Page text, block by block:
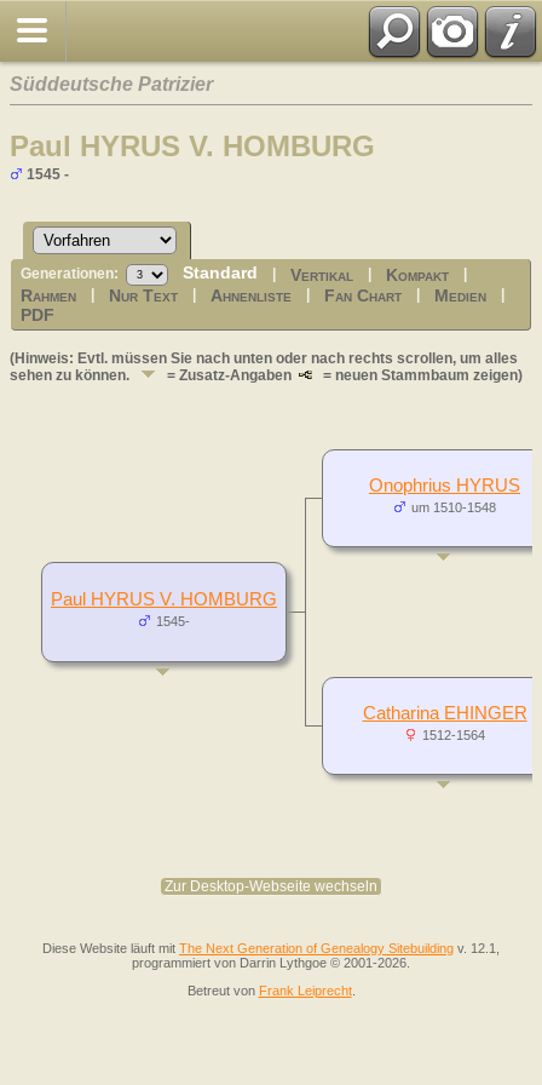
Süddeutsche Patrizier
Paul HYRUS V. HOMBURG
1545 -
Generationen: Standard |Vertikal Kompakt
Rahmen Nur Text Ahnenliste Fan Chart Medien
PDF
(Hinweis: Evtl. müssen Sie nach unten oder nach rechts scrollen, um alles
sehen zu können.
= Zusatz-Angaben = neuen Stammbaum zeigen)
Paul HYRUS V. HOMBURG
1545-
Onophrius HYRUS
um 1510-1548
Catharina EHINGER
1512-1564
Zur Desktop-Webseite wechseln
Diese Website läuft mit The Next Generation of Genealogy Sitebuilding v. 12.1,
programmiert von Darrin Lythgoe © 2001-2026.
Betreut von Frank Leiprecht.